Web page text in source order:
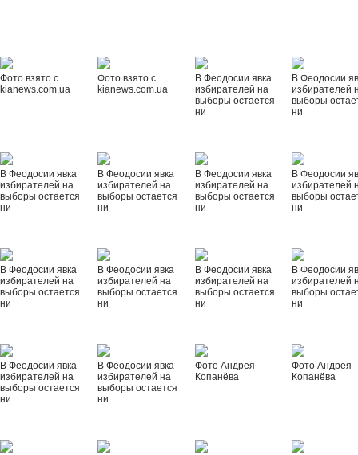
Фото взято с
kianews.com.ua
Фото взято с
kianews.com.ua
В Феодосии явка
избирателей на
выборы остается
ни
В Феодосии
избирателей
выборы
ни
В Феодосии явка
избирателей на
выборы остается
ни
В Феодосии явка
избирателей на
выборы остается
ни
В Феодосии явка
избирателей на
выборы остается
ни
В Феодосии
избирателей
выборы
ни
В Феодосии явка
избирателей на
выборы остается
ни
В Феодосии явка
избирателей на
выборы остается
ни
В Феодосии явка
избирателей на
выборы остается
ни
В Феодосии
избирателей
выборы
ни
В Феодосии явка
избирателей на
выборы остается
ни
В Феодосии явка
избирателей на
выборы остается
ни
Фото Андрея
Копанёва
Фото Андрея
Копанёва